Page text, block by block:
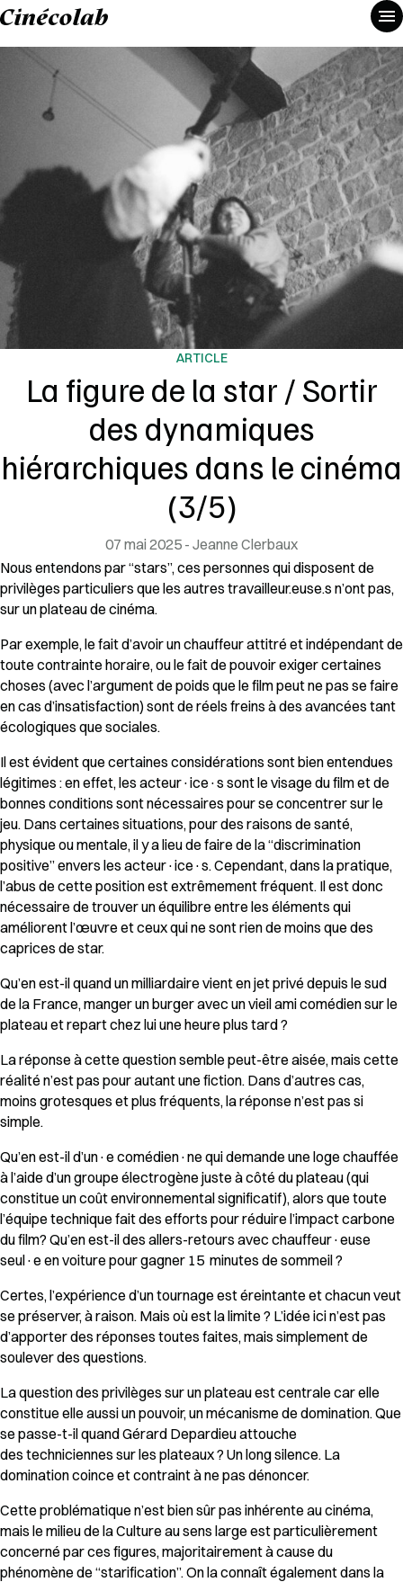
ARTICLE
La figure de la star / Sortir
des dynamiques
hiérarchiques dans le cinéma
(3/5)
07 mai 2025 - Jeanne Clerbaux
Nous entendons par “stars”, ces personnes qui disposent de
privilèges particuliers que les autres travailleur.euse.s n’ont pas,
sur un plateau de cinéma.
Par exemple, le fait d’avoir un chauffeur attitré et indépendant de
toute contrainte horaire, ou le fait de pouvoir exiger certaines
choses (avec l’argument de poids que le film peut ne pas se faire
en cas d’insatisfaction) sont de réels freins à des avancées tant
écologiques que sociales.
Il est évident que certaines considérations sont bien entendues
légitimes : en effet, les acteur·ice·s sont le visage du film et de
bonnes conditions sont nécessaires pour se concentrer sur le
jeu. Dans certaines situations, pour des raisons de santé,
physique ou mentale, il y a lieu de faire de la “discrimination
positive” envers les acteur·ice·s. Cependant, dans la pratique,
l’abus de cette position est extrêmement fréquent. Il est donc
nécessaire de trouver un équilibre entre les éléments qui
améliorent l’œuvre et ceux qui ne sont rien de moins que des
caprices de star.
Qu’en est-il quand un milliardaire vient en jet privé depuis le sud
de la France, manger un burger avec un vieil ami comédien sur le
plateau et repart chez lui une heure plus tard ?
La réponse à cette question semble peut-être aisée, mais cette
réalité n’est pas pour autant une fiction. Dans d’autres cas,
moins grotesques et plus fréquents, la réponse n’est pas si
simple.
Qu’en est-il d’un·e comédien·ne qui demande une loge chauffée
à l’aide d’un groupe électrogène juste à côté du plateau (qui
constitue un coût environnemental significatif), alors que toute
l’équipe technique fait des efforts pour réduire l’impact carbone
du film? Qu’en est-il des allers-retours avec chauffeur·euse
seul·e en voiture pour gagner 15 minutes de sommeil ?
Certes, l’expérience d’un tournage est éreintante et chacun veut
se préserver, à raison. Mais où est la limite ? L’idée ici n’est pas
d’apporter des réponses toutes faites, mais simplement de
soulever des questions.
La question des privilèges sur un plateau est centrale car elle
constitue elle aussi un pouvoir, un mécanisme de domination. Que
se passe-t-il quand Gérard Depardieu attouche
des techniciennes sur les plateaux ? Un long silence. La
domination coince et contraint à ne pas dénoncer.
Cette problématique n’est bien sûr pas inhérente au cinéma,
mais le milieu de la Culture au sens large est particulièrement
concerné par ces figures, majoritairement à cause du
phénomène de “starification”. On la connaît également dans la